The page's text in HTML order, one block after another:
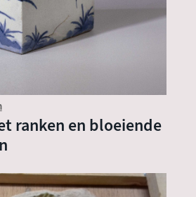
ranken en bloeiende